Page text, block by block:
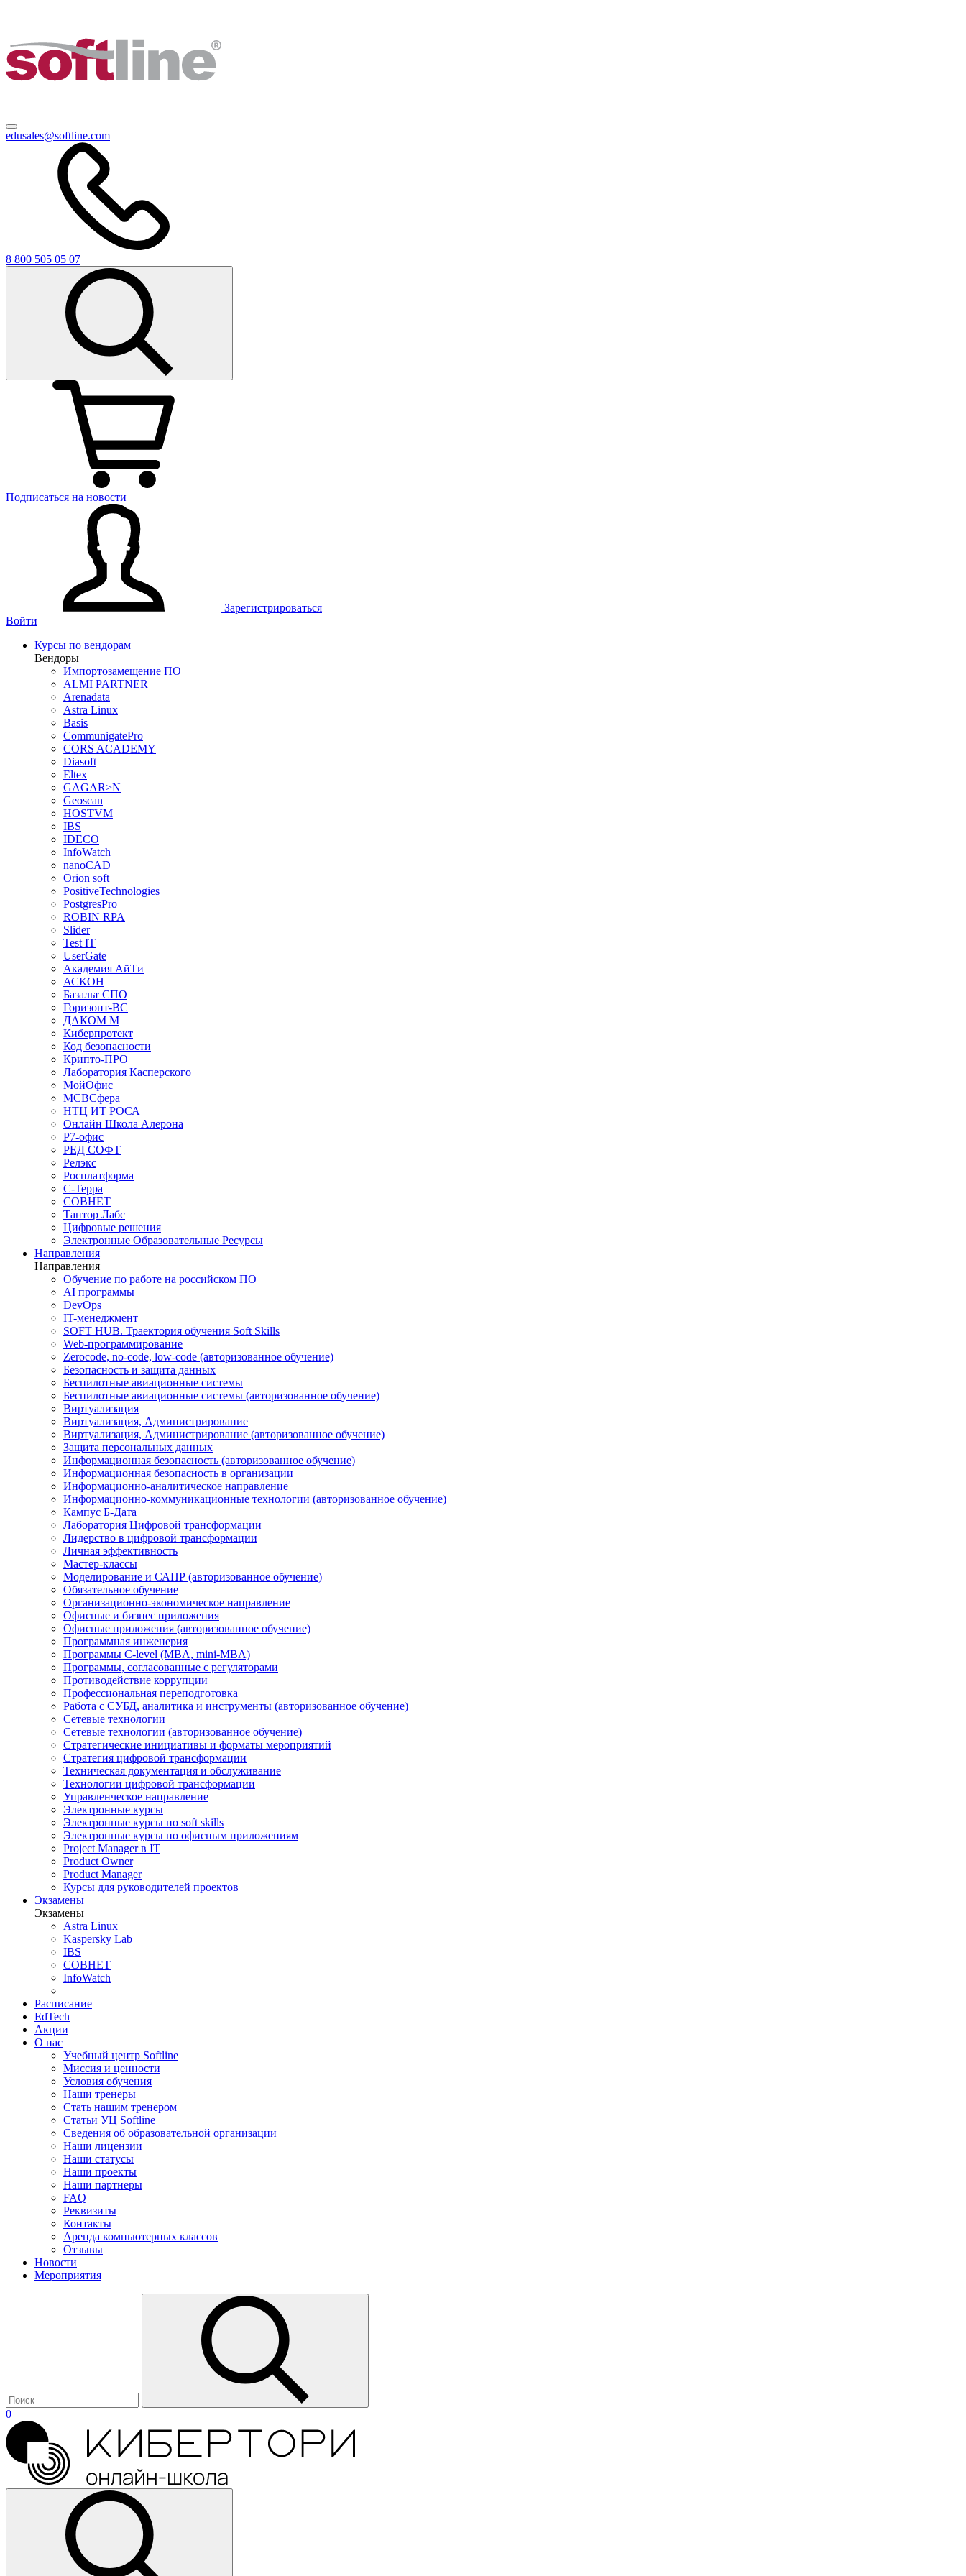
edusales@softline.com
8 800 505 05 07
Подписаться на новости
Зарегистрироваться
Войти
Курсы по вендорам
Вендоры
Импортозамещение ПО
ALMI PARTNER
Arenadata
Astra Linux
Basis
CommunigatePro
CORS ACADEMY
Diasoft
Eltex
GAGAR>N
Geoscan
HOSTVM
IBS
IDECO
InfoWatch
nanoCAD
Orion soft
PositiveTechnologies
PostgresPro
ROBIN RPA
Slider
Test IT
UserGate
Академия АйТи
АСКОН
Базальт СПО
Горизонт-ВС
ДАКОМ М
Киберпротект
Код безопасности
Крипто-ПРО
Лаборатория Касперского
МойОфис
МСВСфера
НТЦ ИТ РОСА
Онлайн Школа Алерона
Р7-офис
РЕД СОФТ
Релэкс
Росплатформа
С-Терра
СОВНЕТ
Тантор Лабс
Цифровые решения
Электронные Образовательные Ресурсы
Направления
Направления
Обучение по работе на российском ПО
AI программы
DevOps
IT-менеджмент
SOFT HUB. Траектория обучения Soft Skills
Web-программирование
Zerocode, no-code, low-code (авторизованное обучение)
Безопасность и защита данных
Беспилотные авиационные системы
Беспилотные авиационные системы (авторизованное обучение)
Виртуализация
Виртуализация, Администрирование
Виртуализация, Администрирование (авторизованное обучение)
Защита персональных данных
Информационная безопасность (авторизованное обучение)
Информационная безопасность в организации
Информационно-аналитическое направление
Информационно-коммуникационные технологии (авторизованное обучение)
Кампус Б-Дата
Лаборатория Цифровой трансформации
Лидерство в цифровой трансформации
Личная эффективность
Мастер-классы
Моделирование и САПР (авторизованное обучение)
Обязательное обучение
Организационно-экономическое направление
Офисные и бизнес приложения
Офисные приложения (авторизованное обучение)
Программная инженерия
Программы C-level (MBA, mini-MBA)
Программы, согласованные с регуляторами
Противодействие коррупции
Профессиональная переподготовка
Работа с СУБД, аналитика и инструменты (авторизованное обучение)
Сетевые технологии
Сетевые технологии (авторизованное обучение)
Стратегические инициативы и форматы мероприятий
Стратегия цифровой трансформации
Техническая документация и обслуживание
Технологии цифровой трансформации
Управленческое направление
Электронные курсы
Электронные курсы по soft skills
Электронные курсы по офисным приложениям
Project Manager в IT
Product Owner
Product Manager
Курсы для руководителей проектов
Экзамены
Экзамены
Astra Linux
Kaspersky Lab
IBS
СОВНЕТ
InfoWatch
Расписание
EdTech
Акции
О нас
Учебный центр Softline
Миссия и ценности
Условия обучения
Наши тренеры
Стать нашим тренером
Статьи УЦ Softline
Сведения об образовательной организации
Наши лицензии
Наши статусы
Наши проекты
Наши партнеры
FAQ
Реквизиты
Контакты
Аренда компьютерных классов
Отзывы
Новости
Мероприятия
0